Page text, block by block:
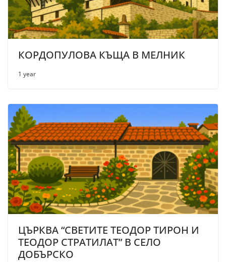
КОРДОПУЛОВА КЪЩА В МЕЛНИК
1 year
ЦЪРКВА “СВЕТИТЕ ТЕОДОР ТИРОН И
ТЕОДОР СТРАТИЛАТ” В СЕЛО
ДОБЪРСКО